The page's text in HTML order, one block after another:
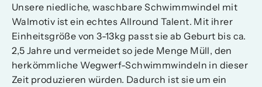
Unsere niedliche, waschbare Schwimmwindel mit
Walmotiv ist ein echtes Allround Talent. Mit ihrer
Einheitsgröße von 3-13kg passt sie ab Geburt bis ca.
2,5 Jahre und vermeidet so jede Menge Müll, den
herkömmliche Wegwerf-Schwimmwindeln in dieser
Zeit produzieren würden. Dadurch ist sie um ein